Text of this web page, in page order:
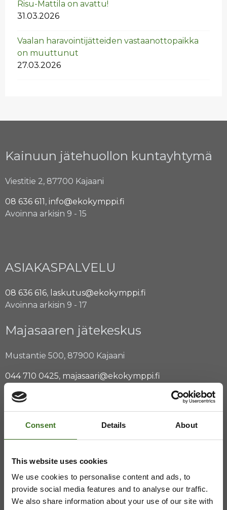
Consent Details About
This website uses cookies
We use cookies to personalise content and ads, to
provide social media features and to analyse our traffic.
We also share information about your use of our site with
Risu-Mat­ti­la on avat­tu!
31.03.2026
Vaa­lan ha­ra­voin­ti­jät­tei­den vas­taan­ot­to­paik­ka
on muut­tu­nut
27.03.2026
Kainuun jätehuollon kuntayhtymä
Viestitie 2, 87700 Kajaani
08 636 611, info@ekokymppi.fi
Avoinna arkisin 9 - 15
ASIAKASPALVELU
08 636 616, laskutus@ekokymppi.fi
Avoinna arkisin 9 - 17
Majasaaren jätekeskus
Mustantie 500, 87900 Kajaani
044 710 0425, majasaari@ekokymppi.fi
Saavutettavuusseloste Tietosuojaselosteita